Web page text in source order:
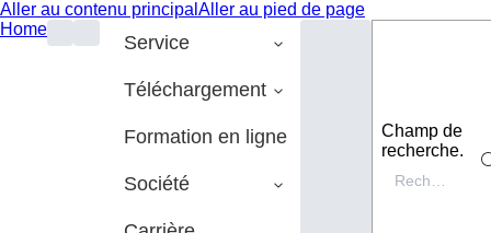
Aller au contenu principal Aller au pied de page
Home
Service
Téléchargement
Formation en ligne
Société
Champ de
recherche.